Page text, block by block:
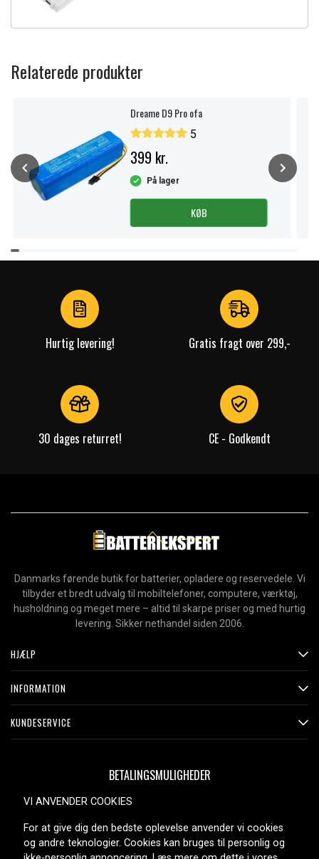
Relaterede produkter
Dreame D9 Pro ofa
5
399 kr.
På lager
KØB
Item
1
Hurtig levering! Gratis fragt over 299,-
30 dages returret! CE - Godkendt
Danmarks førende butik for batterier, opladere og reservedele. Vi
tilbyder et bredt udvalg til mobiltelefoner, computere, værktøj,
husholdning og meget mere – altid til skarpe priser og med hurtig
levering. Sikker nethandel siden 2006.
HJÆLP
INFORMATION
KUNDESERVICE
BETALINGSMULIGHEDER
LEVERINGSMULIGHEDER
VI ANVENDER COOKIES
For at give dig den bedste oplevelse anvender vi cookies
og andre teknologier. Cookies kan bruges til personlig og